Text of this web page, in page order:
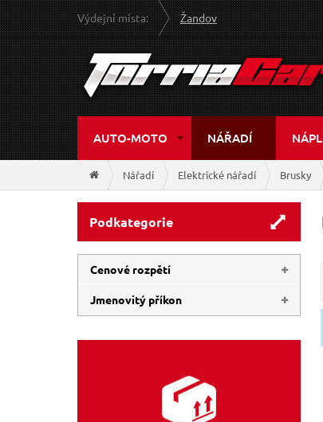
Výdejní místa: Žandov
AUTO-MOTO NÁŘADÍ
Nářadí Elektrické nářadí Brusky
Podkategorie
Cenové rozpětí
1 840 Kč 2 350 Kč
Jmenovitý příkon
720 W 950 W